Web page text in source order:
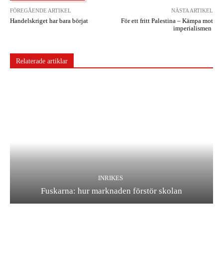
FÖREGÅENDE ARTIKEL
Handelskriget har bara börjat
NÄSTA ARTIKEL
För ett fritt Palestina – Kämpa mot
imperialismen
Relaterade artiklar
INRIKES
Fuskarna: hur marknaden förstör skolan